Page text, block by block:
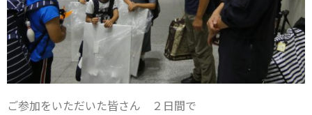
ご参加をいただいた皆さん ２日間で